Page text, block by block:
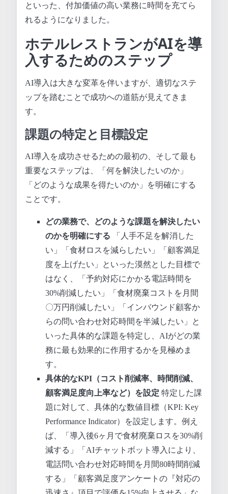
といった、付加価値の高い業務に時間を充てら
れるようになりました。
ホテルレストランがAIを導
入するためのステップ
AI導入は大きな変革を伴いますが、適切なステ
ップを踏むことで成功への道筋が見えてきま
す。
課題の特定と目標設定
AI導入を成功させるための最初の、そして最も
重要なステップは、「何を解決したいのか」
「どのような成果を得たいのか」を明確にする
ことです。
どの業務で、どのような課題を解決したい
のかを明確にする 「人手不足を解消した
い」「食材ロスを減らしたい」「顧客満足
度を上げたい」といった漠然とした目標で
はなく、「予約対応にかかる電話時間を
30%削減したい」「食材廃棄コストを月間
〇万円削減したい」「インバウンド顧客か
らの問い合わせ対応時間を半減したい」と
いった具体的な課題を特定し、AIがどの業
務に最も効果的に作用するかを見極めま
す。
具体的なKPI（コスト削減率、時間削減、
顧客満足度向上率など）を設定 特定した課
題に対して、具体的な数値目標（KPI: Key
Performance Indicator）を設定します。例え
ば、「導入後6ヶ月で食材廃棄ロスを30%削
減する」「AIチャットボット導入により、
電話問い合わせ対応時間を月間80時間削減
する」「顧客満足度アンケートの『対応の